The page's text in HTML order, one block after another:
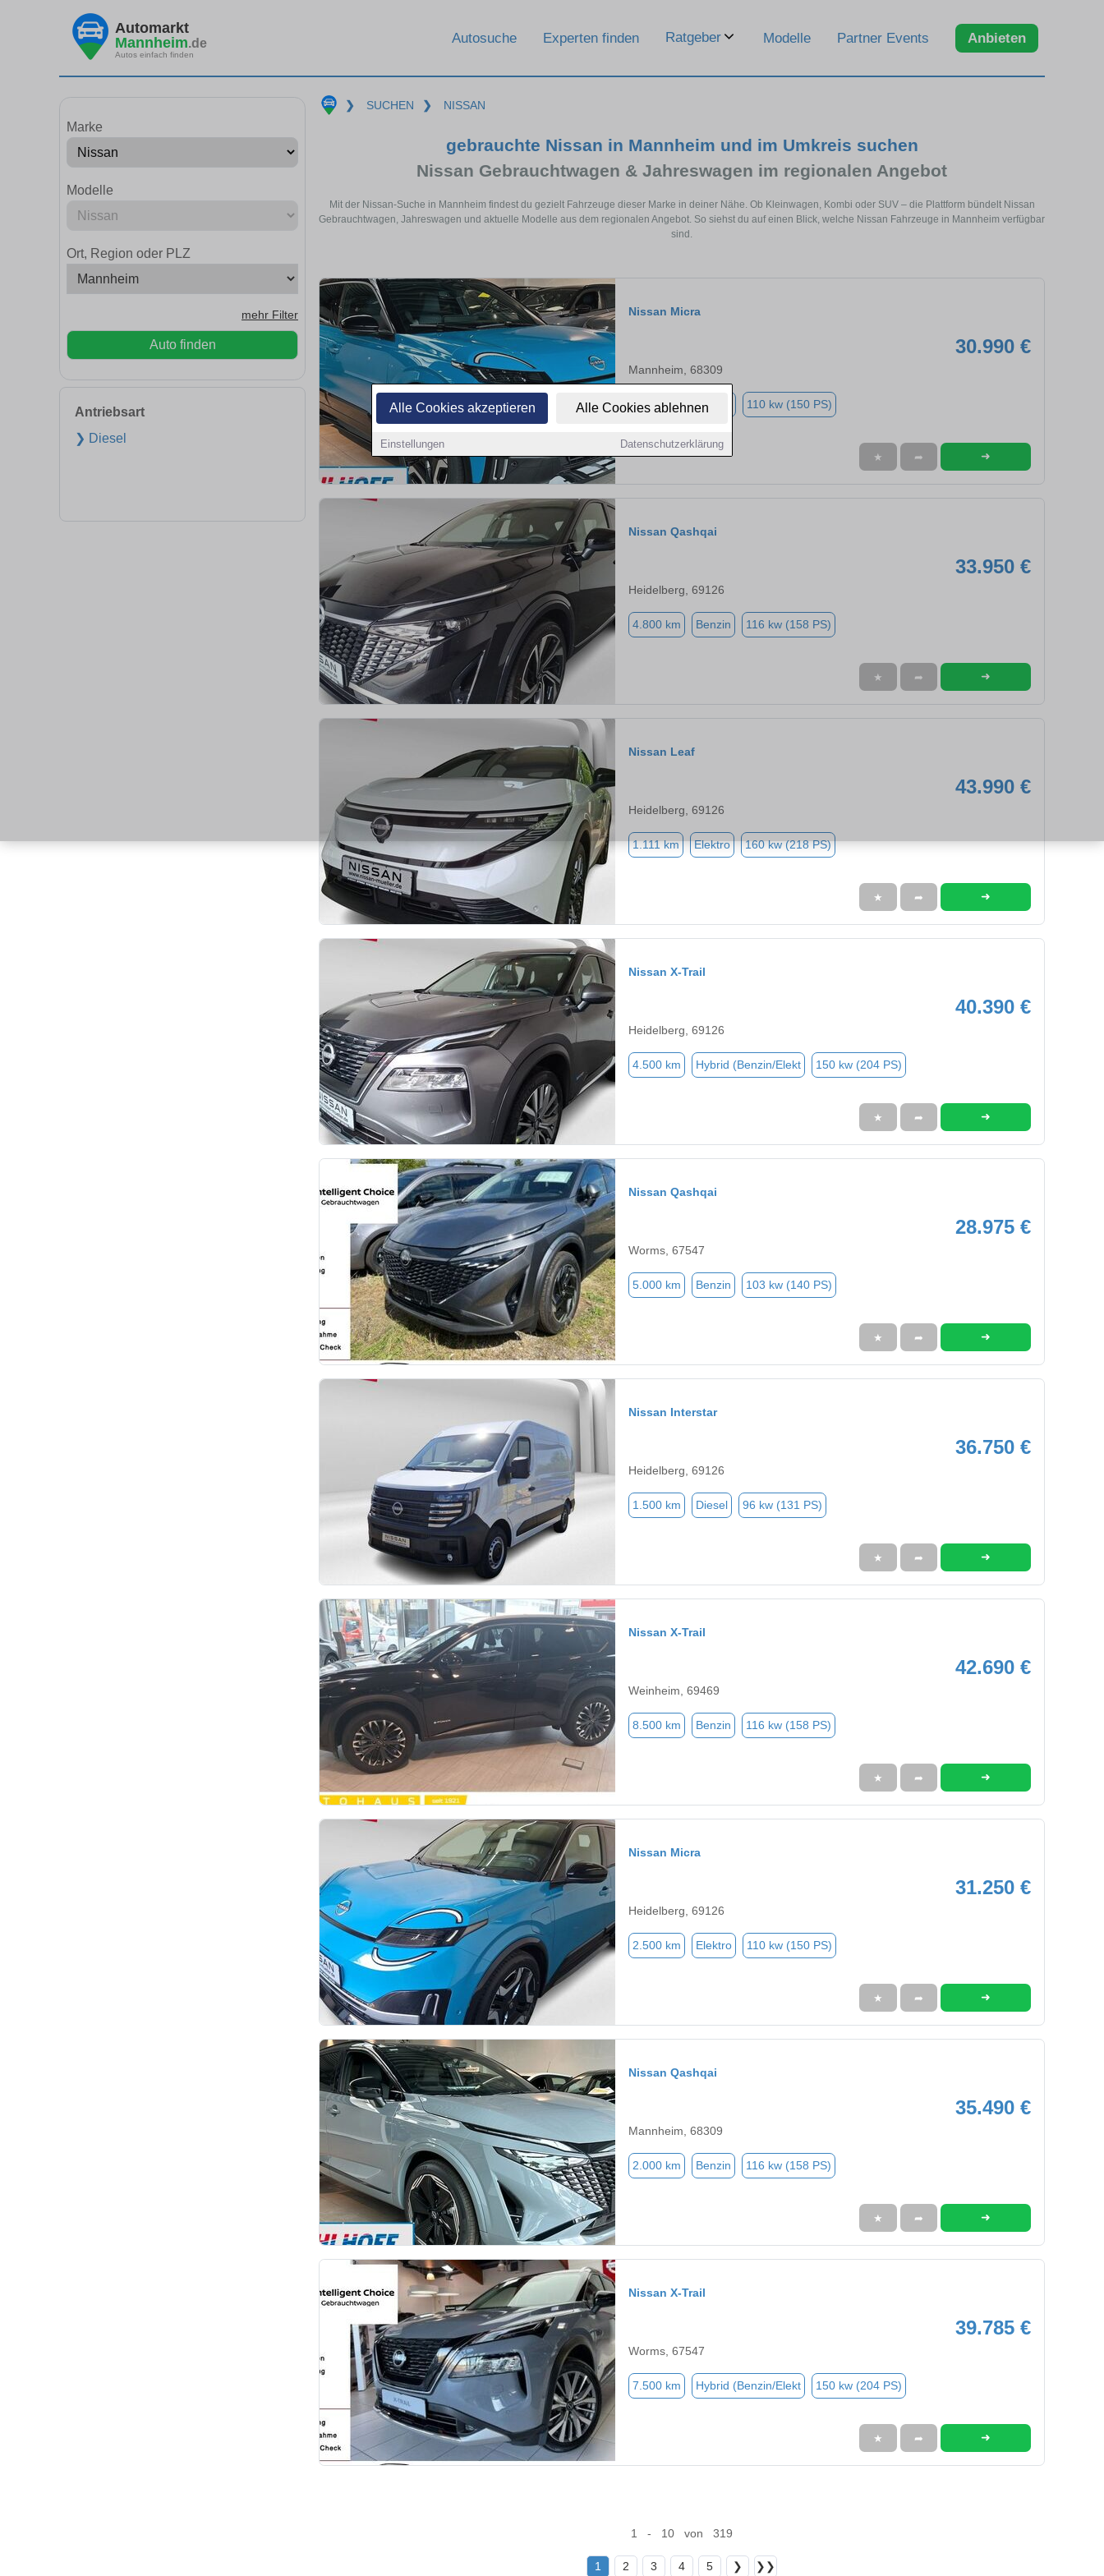
Alle Cookies akzeptieren Alle Cookies ablehnen
Einstellungen Datenschutzerklärung
Automarkt
Mannheim.de
Autos einfach finden
Autosuche Experten finden Ratgeber Modelle Partner Events Anbieten
Marke
Modelle
Ort, Region oder PLZ
mehr Filter
Auto finden
Antriebsart
❯ Diesel
❯ SUCHEN ❯ NISSAN
gebrauchte Nissan in Mannheim und im Umkreis suchen
Nissan Gebrauchtwagen & Jahreswagen im regionalen Angebot
Mit der Nissan-Suche in Mannheim findest du gezielt Fahrzeuge dieser Marke in deiner Nähe. Ob Kleinwagen, Kombi oder SUV – die Plattform bündelt Nissan
Gebrauchtwagen, Jahreswagen und aktuelle Modelle aus dem regionalen Angebot. So siehst du auf einen Blick, welche Nissan Fahrzeuge in Mannheim verfügbar
sind.
Nissan Micra
30.990 €
Mannheim, 68309
1.900 km Elektro 110 kw (150 PS)
★ ➦ ➜
Nissan Qashqai
33.950 €
Heidelberg, 69126
4.800 km Benzin 116 kw (158 PS)
★ ➦ ➜
Nissan Leaf
43.990 €
Heidelberg, 69126
1.111 km Elektro 160 kw (218 PS)
★ ➦ ➜
Nissan X-Trail
40.390 €
Heidelberg, 69126
4.500 km Hybrid (Benzin/Elekt 150 kw (204 PS)
★ ➦ ➜
Nissan Qashqai
28.975 €
Worms, 67547
5.000 km Benzin 103 kw (140 PS)
★ ➦ ➜
Nissan Interstar
36.750 €
Heidelberg, 69126
1.500 km Diesel 96 kw (131 PS)
★ ➦ ➜
Nissan X-Trail
42.690 €
Weinheim, 69469
8.500 km Benzin 116 kw (158 PS)
★ ➦ ➜
Nissan Micra
31.250 €
Heidelberg, 69126
2.500 km Elektro 110 kw (150 PS)
★ ➦ ➜
Nissan Qashqai
35.490 €
Mannheim, 68309
2.000 km Benzin 116 kw (158 PS)
★ ➦ ➜
Nissan X-Trail
39.785 €
Worms, 67547
7.500 km Hybrid (Benzin/Elekt 150 kw (204 PS)
★ ➦ ➜
1 - 10 von 319
1 2 3 4 5 ❯ ❯❯